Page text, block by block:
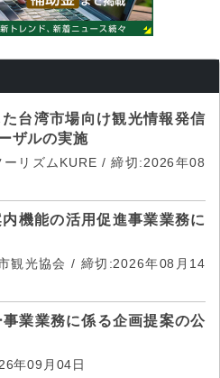
台湾市場向け観光情報発信
ザルの実施
リズムKURE / 締切:2026年08
機能の活用促進事業業務に
観光協会 / 締切:2026年08月14
業業務に係る企画提案の公
年09月04日